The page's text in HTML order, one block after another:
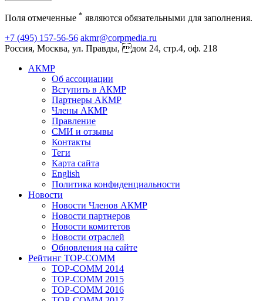
Поля отмеченные * являются обязательными для заполнения.
+7 (495) 157-56-56 akmr@corpmedia.ru
Россия, Москва, ул. Правды, дом 24, стр.4, оф. 218
АКМР
Об ассоциации
Вступить в АКМР
Партнеры АКМР
Члены АКМР
Правление
СМИ и отзывы
Контакты
Теги
Карта сайта
English
Политика конфиденциальности
Новости
Новости Членов АКМР
Новости партнеров
Новости комитетов
Новости отраслей
Обновления на сайте
Рейтинг TOP-COMM
TOP-COMM 2014
TOP-COMM 2015
TOP-COMM 2016